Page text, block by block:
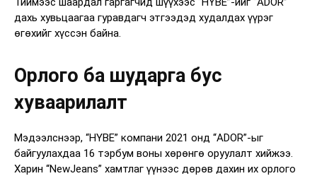
дахь хувьцаагаа гуравдагч этгээдэд худалдах үүрэг
өгөхийг хүссэн байна.
Орлого ба шударга бус
хуваарилалт
Мэдээлснээр, “HYBE” компани 2021 онд “ADOR”-ыг
байгуулахдаа 16 тэрбум воны хөрөнгө оруулалт хийжээ.
Харин “NewJeans” хамтлаг үүнээс дөрөв дахин их орлого